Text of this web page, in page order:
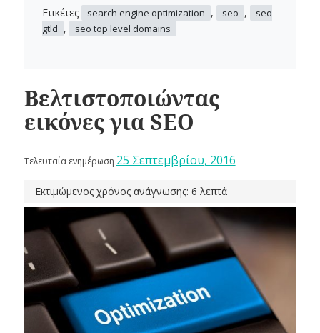
Ετικέτες search engine optimization , seo ,
seo
gtld , seo top level domains
Βελτιστοποιώντας
εικόνες για SEO
Τελευταία ενημέρωση 25 Σεπτεμβρίου, 2016
Εκτιμώμενος χρόνος ανάγνωσης: 6 λεπτά